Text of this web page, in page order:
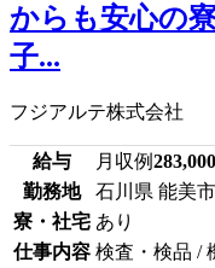
からも安心の
子...
フジアルテ株式会社
給与 月収例283,000
勤務地
石川県 能美市
寮・社宅 あり
仕事内容 検査・検品 /